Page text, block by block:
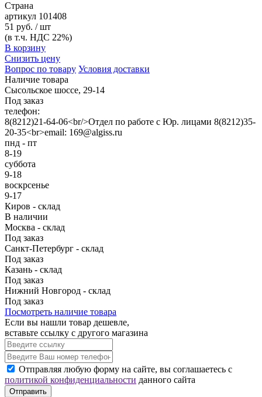
Страна
артикул 101408
51 руб. / шт
(в т.ч. НДС 22%)
В корзину
Снизить цену
Вопрос по товару Условия доставки
Наличие товара
Сысольское шоссе, 29-14
Под заказ
телефон:
8(8212)21-64-06<br/>Отдел по работе с Юр. лицами 8(8212)35-
20-35<br>email: 169@algiss.ru
пнд - пт
8-19
суббота
9-18
воскрсенье
9-17
Киров - склад
В наличии
Москва - склад
Под заказ
Санкт-Петербург - склад
Под заказ
Казань - склад
Под заказ
Нижний Новгород - склад
Под заказ
Посмотреть наличие товара
Если вы нашли товар дешевле,
вставьте ссылку с другого магазина
Отправляя любую форму на сайте, вы соглашаетесь с
политикой конфиденциальности данного сайта
Отправить